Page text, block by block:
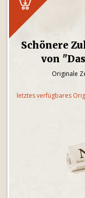
Schönere
von
Originale
letztes verfügbares